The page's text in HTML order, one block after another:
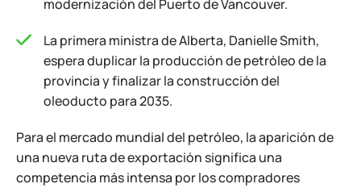
modernización del Puerto de Vancouver.
La primera ministra de Alberta, Danielle Smith,
espera duplicar la producción de petróleo de la
provincia y finalizar la construcción del
oleoducto para 2035.
Para el mercado mundial del petróleo, la aparición de
una nueva ruta de exportación significa una
competencia más intensa por los compradores